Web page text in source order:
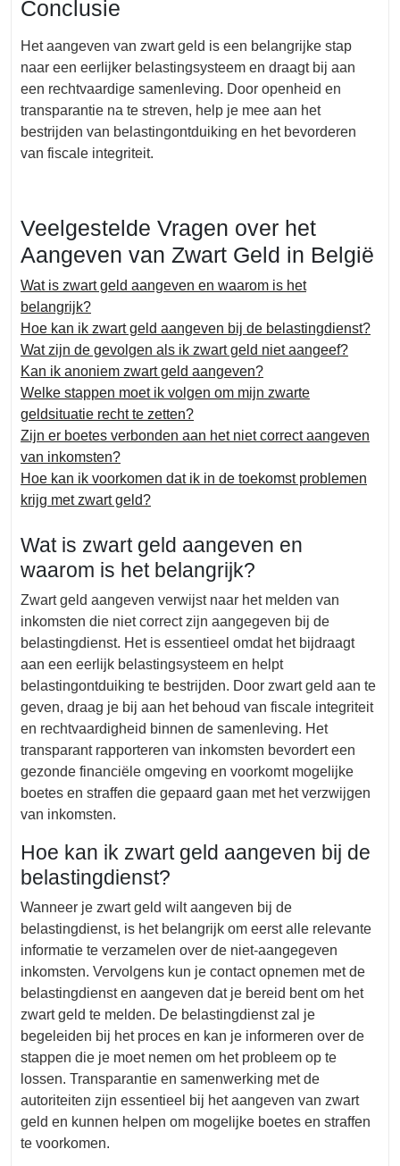
Conclusie
Het aangeven van zwart geld is een belangrijke stap
naar een eerlijker belastingsysteem en draagt bij aan
een rechtvaardige samenleving. Door openheid en
transparantie na te streven, help je mee aan het
bestrijden van belastingontduiking en het bevorderen
van fiscale integriteit.
Veelgestelde Vragen over het
Aangeven van Zwart Geld in België
Wat is zwart geld aangeven en waarom is het
belangrijk?
Hoe kan ik zwart geld aangeven bij de belastingdienst?
Wat zijn de gevolgen als ik zwart geld niet aangeef?
Kan ik anoniem zwart geld aangeven?
Welke stappen moet ik volgen om mijn zwarte
geldsituatie recht te zetten?
Zijn er boetes verbonden aan het niet correct aangeven
van inkomsten?
Hoe kan ik voorkomen dat ik in de toekomst problemen
krijg met zwart geld?
Wat is zwart geld aangeven en
waarom is het belangrijk?
Zwart geld aangeven verwijst naar het melden van
inkomsten die niet correct zijn aangegeven bij de
belastingdienst. Het is essentieel omdat het bijdraagt
aan een eerlijk belastingsysteem en helpt
belastingontduiking te bestrijden. Door zwart geld aan te
geven, draag je bij aan het behoud van fiscale integriteit
en rechtvaardigheid binnen de samenleving. Het
transparant rapporteren van inkomsten bevordert een
gezonde financiële omgeving en voorkomt mogelijke
boetes en straffen die gepaard gaan met het verzwijgen
van inkomsten.
Hoe kan ik zwart geld aangeven bij de
belastingdienst?
Wanneer je zwart geld wilt aangeven bij de
belastingdienst, is het belangrijk om eerst alle relevante
informatie te verzamelen over de niet-aangegeven
inkomsten. Vervolgens kun je contact opnemen met de
belastingdienst en aangeven dat je bereid bent om het
zwart geld te melden. De belastingdienst zal je
begeleiden bij het proces en kan je informeren over de
stappen die je moet nemen om het probleem op te
lossen. Transparantie en samenwerking met de
autoriteiten zijn essentieel bij het aangeven van zwart
geld en kunnen helpen om mogelijke boetes en straffen
te voorkomen.